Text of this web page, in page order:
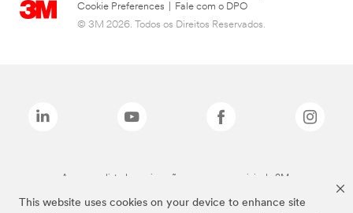
This website uses cookies on your device to enhance site
Cookie Preferences
Fale com o DPO
© 3M 2026. Todos os Direitos Reservados.
As marcas listadas a cima são marcas comerciais da 3M.